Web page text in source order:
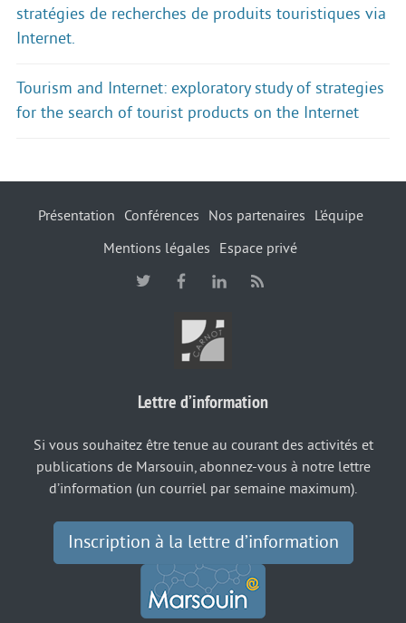
stratégies de recherches de produits touristiques via
Internet.
Tourism and Internet: exploratory study of strategies
for the search of tourist products on the Internet
Présentation Conférences Nos partenaires
L’équipe
Mentions légales
Espace privé
Lettre d’information
Si vous souhaitez être tenue au courant des activités et
publications de Marsouin, abonnez-vous à notre lettre
d’information (un courriel par semaine maximum).
Inscription à la lettre d’information